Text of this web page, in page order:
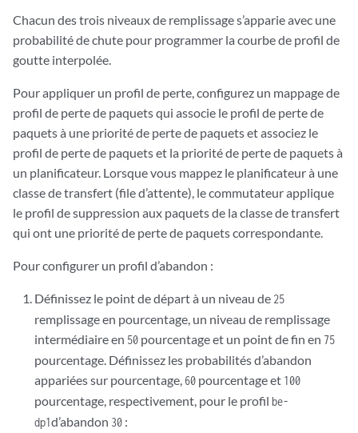
Chacun des trois niveaux de remplissage s’apparie avec une
probabilité de chute pour programmer la courbe de profil de
goutte interpolée.
Pour appliquer un profil de perte, configurez un mappage de
profil de perte de paquets qui associe le profil de perte de
paquets à une priorité de perte de paquets et associez le
profil de perte de paquets et la priorité de perte de paquets à
un planificateur. Lorsque vous mappez le planificateur à une
classe de transfert (file d’attente), le commutateur applique
le profil de suppression aux paquets de la classe de transfert
qui ont une priorité de perte de paquets correspondante.
Pour configurer un profil d’abandon :
Définissez le point de départ à un niveau de 25
remplissage en pourcentage, un niveau de remplissage
intermédiaire en 50 pourcentage et un point de fin en 75
pourcentage. Définissez les probabilités d’abandon
appariées sur pourcentage, 60 pourcentage et 100
pourcentage, respectivement, pour le profilbe-
dp1d’abandon 30 :